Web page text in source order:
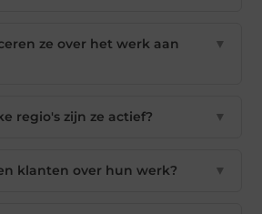
ze over het werk aan
▼
regio's zijn ze actief? ▼
klanten over hun werk? ▼